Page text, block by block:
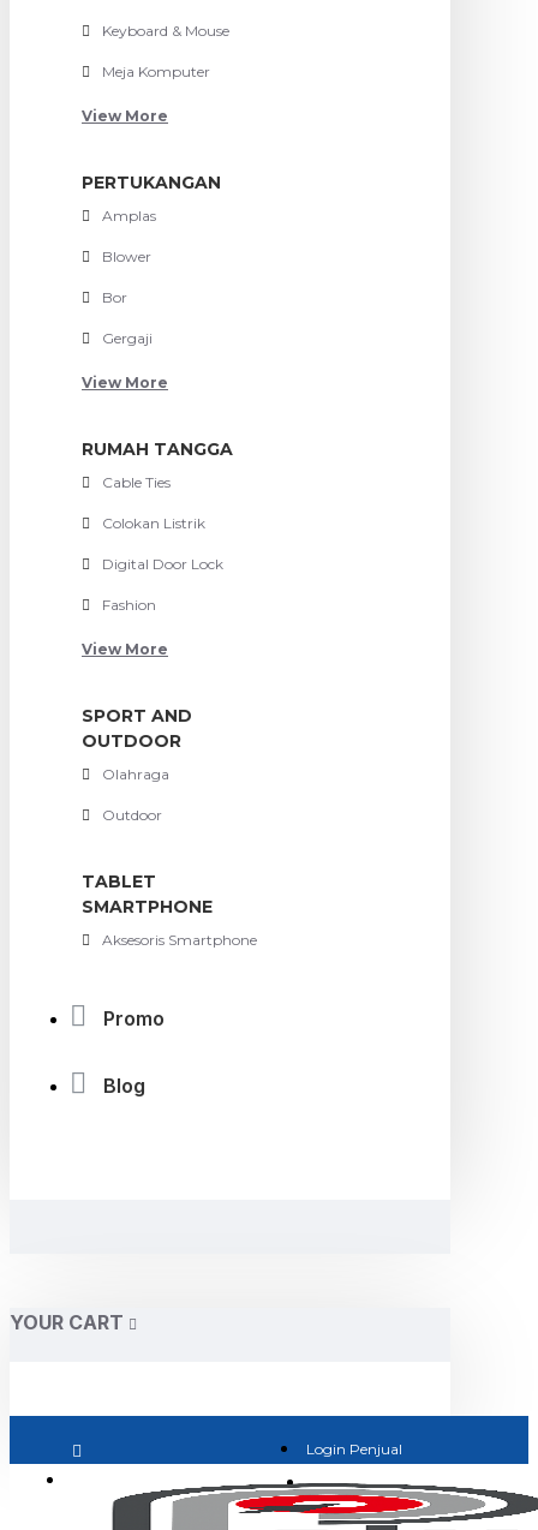
Keyboard & Mouse
Meja Komputer
View More
PERTUKANGAN
Amplas
Blower
Bor
Gergaji
View More
RUMAH TANGGA
Cable Ties
Colokan Listrik
Digital Door Lock
Fashion
View More
SPORT AND
OUTDOOR
Olahraga
Outdoor
TABLET
SMARTPHONE
Aksesoris Smartphone
Promo
Blog
YOUR CART
Login Penjual
Jadi Penjual